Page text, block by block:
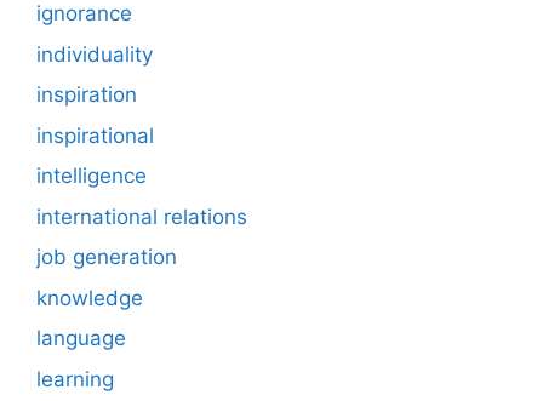
ignorance
individuality
inspiration
inspirational
intelligence
international relations
job generation
knowledge
language
learning